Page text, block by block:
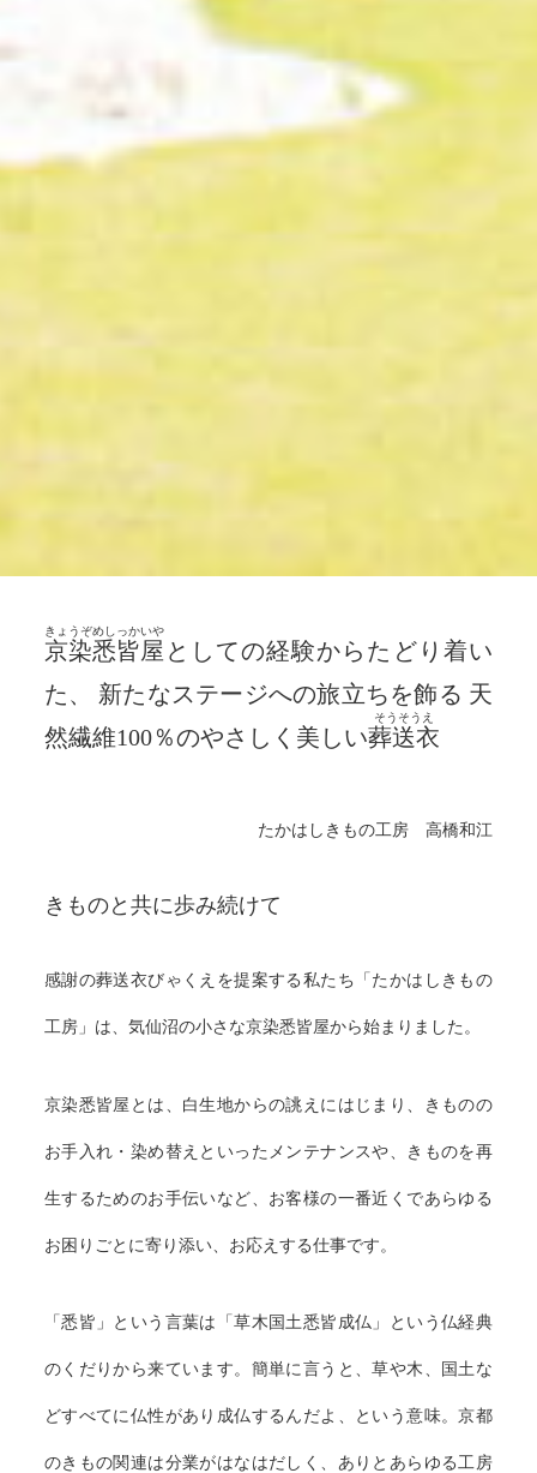
京染悉皆屋
きょうぞめしっかいや
としての経験からたどり着い
た、
新たなステージへの旅立ちを飾る 天
然繊維100％のやさしく美しい葬送衣
そうそうえ
たかはしきもの工房 高橋和江
きものと共に歩み続けて
感謝の葬送衣びゃくえを提案する私たち「たかはしきもの
工房」は、気仙沼の小さな京染悉皆屋から始まりました。
京染悉皆屋とは、白生地からの誂えにはじまり、きものの
お手入れ・染め替えといったメンテナンスや、きものを再
生するためのお手伝いなど、お客様の一番近くであらゆる
お困りごとに寄り添い、お応えする仕事です。
「悉皆」という言葉は「草木国土悉皆成仏」という仏経典
のくだりから来ています。簡単に言うと、草や木、国土な
どすべてに仏性があり成仏するんだよ、という意味。京都
のきもの関連は分業がはなはだしく、ありとあらゆる工房